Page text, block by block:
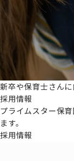
新卒や保育士さん
採用情報
プライムスター保
ます。
採用情報